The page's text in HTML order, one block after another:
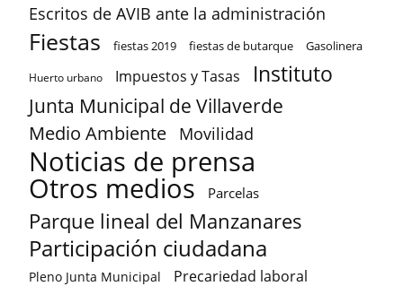
Escritos de AVIB ante la administración
Fiestas fiestas 2019 fiestas de butarque Gasolinera
Huerto urbano Impuestos y Tasas Instituto
Junta Municipal de Villaverde
Medio Ambiente Movilidad
Noticias de prensa
Otros medios Parcelas
Parque lineal del Manzanares
Participación ciudadana
Pleno Junta Municipal Precariedad laboral